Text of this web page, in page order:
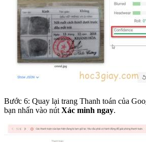
Bước 6: Quay lại trang Thanh toán của
bạn nhấn vào nútXác minh ngay.